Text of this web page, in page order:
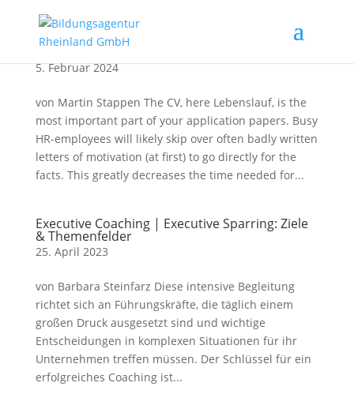
5. Februar 2024
von Martin Stappen The CV, here Lebenslauf, is the
most important part of your application papers. Busy
HR-employees will likely skip over often badly written
letters of motivation (at first) to go directly for the
facts. This greatly decreases the time needed for...
Executive Coaching | Executive Sparring: Ziele
& Themenfelder
25. April 2023
von Barbara Steinfarz Diese intensive Begleitung
richtet sich an Führungskräfte, die täglich einem
großen Druck ausgesetzt sind und wichtige
Entscheidungen in komplexen Situationen für ihr
Unternehmen treffen müssen. Der Schlüssel für ein
erfolgreiches Coaching ist...